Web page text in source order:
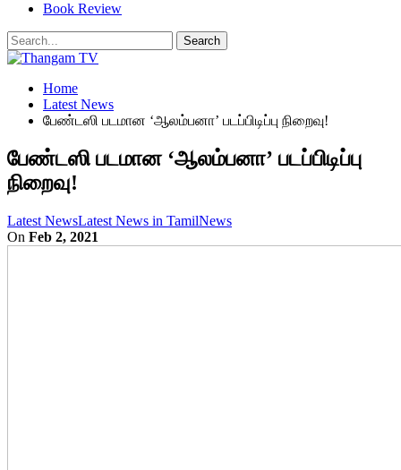
Book Review
Home
Latest News
பேண்டஸி படமான ‘ஆலம்பனா’ படப்பிடிப்பு நிறைவு!
பேண்டஸி படமான ‘ஆலம்பனா’ படப்பிடிப்பு
நிறைவு!
Latest NewsLatest News in TamilNews
On Feb 2, 2021